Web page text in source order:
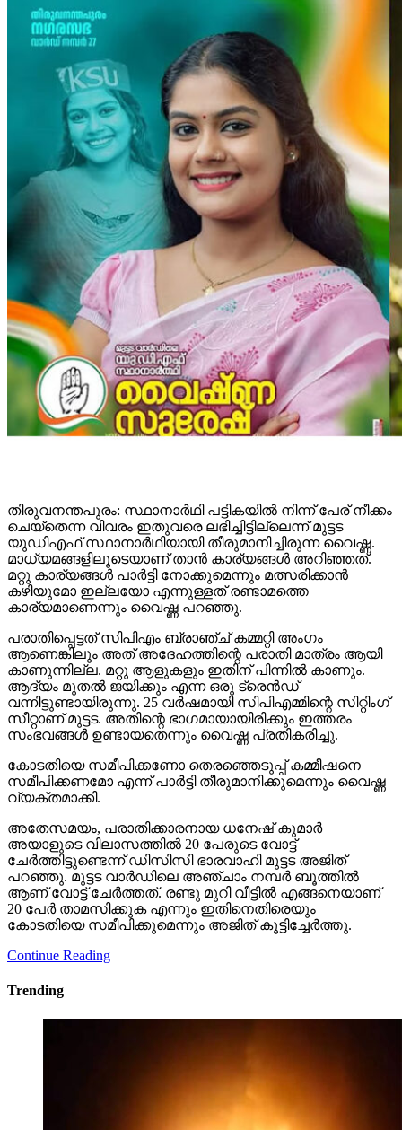
തിരുവനന്തപുരം: സ്ഥാനാര്‍ഥി പട്ടികയില്‍ നിന്ന് പേര് നീക്കം
ചെയ്‌തെന്ന വിവരം ഇതുവരെ ലഭിച്ചിട്ടില്ലെന്ന് മുട്ടട
യുഡിഎഫ് സ്ഥാനാര്‍ഥിയായി തീരുമാനിച്ചിരുന്ന വൈഷ്ണ.
മാധ്യമങ്ങളിലൂടെയാണ് താന്‍ കാര്യങ്ങള്‍ അറിഞ്ഞത്.
മറ്റു കാര്യങ്ങള്‍ പാര്‍ട്ടി നോക്കുമെന്നും മത്സരിക്കാന്‍
കഴിയുമോ ഇല്ലയോ എന്നുള്ളത് രണ്ടാമത്തെ
കാര്യമാണെന്നും വൈഷ്ണ പറഞ്ഞു.
പരാതിപ്പെട്ടത് സിപിഎം ബ്രാഞ്ച് കമ്മറ്റി അംഗം
ആണെങ്കിലും അത് അദേഹത്തിന്റെ പരാതി മാത്രം ആയി
കാണുന്നില്ല. മറ്റു ആളുകളും ഇതിന് പിന്നില്‍ കാണും.
ആദ്യം മുതല്‍ ജയിക്കും എന്ന ഒരു ട്രെന്‍ഡ്
വന്നിട്ടുണ്ടായിരുന്നു. 25 വര്‍ഷമായി സിപിഎമ്മിന്റെ സിറ്റിംഗ്
സീറ്റാണ് മുട്ടട. അതിന്റെ ഭാഗമായായിരിക്കും ഇത്തരം
സംഭവങ്ങള്‍ ഉണ്ടായതെന്നും വൈഷ്ണ പ്രതികരിച്ചു.
കോടതിയെ സമീപിക്കണോ തെരഞ്ഞെടുപ്പ് കമ്മീഷനെ
സമീപിക്കണമോ എന്ന് പാര്‍ട്ടി തീരുമാനിക്കുമെന്നും വൈഷ്ണ
വ്യക്തമാക്കി.
അതേസമയം, പരാതിക്കാരനായ ധനേഷ് കുമാര്‍
അയാളുടെ വിലാസത്തില്‍ 20 പേരുടെ വോട്ട്
ചേര്‍ത്തിട്ടുണ്ടെന്ന് ഡിസിസി ഭാരവാഹി മുട്ടട അജിത്
പറഞ്ഞു. മുട്ടട വാര്‍ഡിലെ അഞ്ചാം നമ്പര്‍ ബൂത്തില്‍
ആണ് വോട്ട് ചേര്‍ത്തത്. രണ്ടു മുറി വീട്ടില്‍ എങ്ങനെയാണ്
20 പേര്‍ താമസിക്കുക എന്നും ഇതിനെതിരെയും
കോടതിയെ സമീപിക്കുമെന്നും അജിത് കൂട്ടിച്ചേര്‍ത്തു.
Continue Reading
Trending